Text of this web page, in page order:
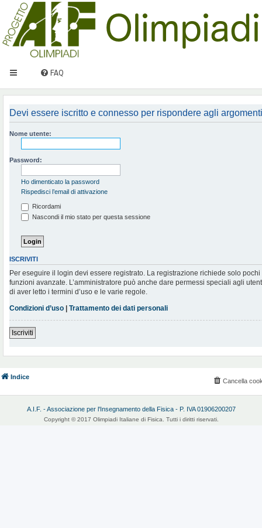
FAQ
Devi essere iscritto e connesso per rispondere agli
Nome utente:
Password:
Ho dimenticato la password
Rispedisci l’email di attivazione
Ricordami
Nascondi il mio stato per questa sessione
ISCRIVITI
Per eseguire il login devi essere registrato. La registrazione richiede solo
funzioni avanzate. L’amministratore può anche dare permessi speciali agli
di aver letto i termini d’uso e le varie regole.
Condizioni d’uso | Trattamento dei dati personali
Iscriviti
Indice
Cancella
A.I.F. - Associazione per l'Insegnamento della Fisica - P. IVA 01906200207
Copyright © 2017 Olimpiadi Italiane di Fisica. Tutti i diritti riservati.